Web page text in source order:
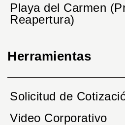
Playa del Carmen
Reapertura)
Herramientas
Solicitud de
Video Corporativo